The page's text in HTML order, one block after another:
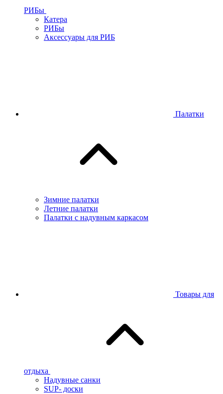
РИБы
Катера
РИБы
Аксессуары для РИБ
Палатки
Зимние палатки
Летние палатки
Палатки с надувным каркасом
Товары для
отдыха
Надувные санки
SUP- доски